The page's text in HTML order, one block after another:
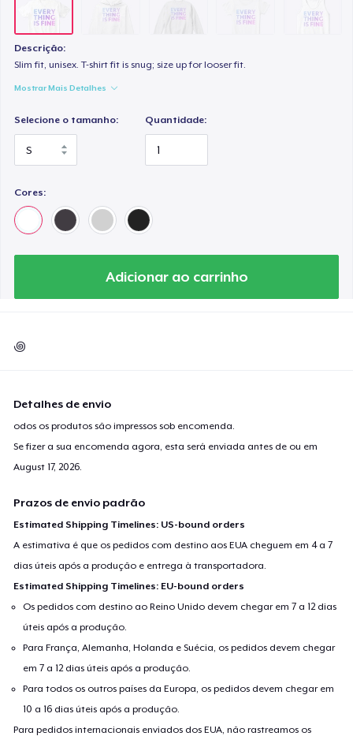
Descrição:
Slim fit, unisex. T-shirt fit is snug; size up for looser fit.
Mostrar Mais Detalhes
Selecione o tamanho: Quantidade:
Cores:
Adicionar ao carrinho
꩜
Detalhes de envio
odos os produtos são impressos sob encomenda.
Se fizer a sua encomenda agora, esta será enviada antes de ou em
August 17, 2026.
Prazos de envio padrão
Estimated Shipping Timelines: US-bound orders
A estimativa é que os pedidos com destino aos EUA cheguem em 4 a 7
dias úteis após a produção e entrega à transportadora.
Estimated Shipping Timelines: EU-bound orders
Os pedidos com destino ao Reino Unido devem chegar em 7 a 12 dias
úteis após a produção.
Para França, Alemanha, Holanda e Suécia, os pedidos devem chegar
em 7 a 12 dias úteis após a produção.
Para todos os outros países da Europa, os pedidos devem chegar em
10 a 16 dias úteis após a produção.
Para pedidos internacionais enviados dos EUA, não rastreamos os